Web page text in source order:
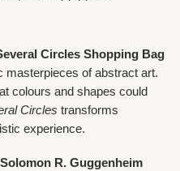
Circles Shopping Bag
masterpieces of abstract art.
colours and shapes could
Circles transforms
experience.
Solomon R. Guggenheim